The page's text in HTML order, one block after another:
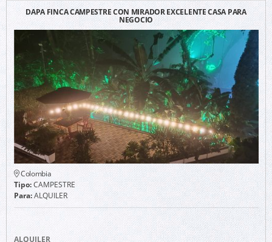
DAPA FINCA CAMPESTRE CON MIRADOR EXCELENTE CASA PARA
NEGOCIO
Colombia
Tipo:CAMPESTRE
Para:ALQUILER
ALQUILER